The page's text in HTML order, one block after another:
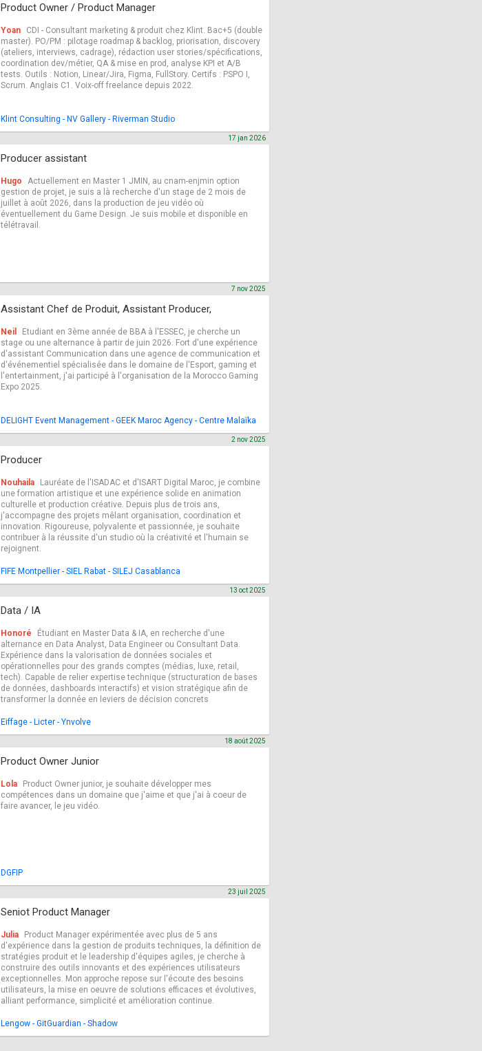
Product Owner / Product Manager
Yoan
CDI - Consultant marketing & produit chez Klint. Bac+5 (double
master). PO/PM : pilotage roadmap & backlog, priorisation, discovery
(ateliers, interviews, cadrage), rédaction user stories/spécifications,
coordination dev/métier, QA & mise en prod, analyse KPI et A/B
tests. Outils : Notion, Linear/Jira, Figma, FullStory. Certifs : PSPO I,
Scrum. Anglais C1. Voix-off freelance depuis 2022.
Klint Consulting - NV Gallery - Riverman Studio
Producer assistant
17 jan 2026
Hugo
Actuellement en Master 1 JMIN, au cnam-enjmin option
gestion de projet, je suis a là recherche d'un stage de 2 mois de
juillet à août 2026, dans la production de jeu vidéo où
éventuellement du Game Design. Je suis mobile et disponible en
télétravail.
Assistant Chef de Produit, Assistant Producer,
7 nov 2025
Neil
Etudiant en 3ème année de BBA à l'ESSEC, je cherche un
stage ou une alternance à partir de juin 2026. Fort d'une expérience
d'assistant Communication dans une agence de communication et
d'événementiel spécialisée dans le domaine de l'Esport, gaming et
l'entertainment, j'ai participé à l'organisation de la Morocco Gaming
Expo 2025.
DELIGHT Event Management - GEEK Maroc Agency - Centre Malaïka
Producer
2 nov 2025
Nouhaila
Lauréate de l'ISADAC et d'ISART Digital Maroc, je combine
une formation artistique et une expérience solide en animation
culturelle et production créative. Depuis plus de trois ans,
j'accompagne des projets mêlant organisation, coordination et
innovation. Rigoureuse, polyvalente et passionnée, je souhaite
contribuer à la réussite d'un studio où la créativité et l'humain se
rejoignent.
FIFE Montpellier - SIEL Rabat - SILEJ Casablanca
Data / IA
13 oct 2025
Honoré
Étudiant en Master Data & IA, en recherche d'une
alternance en Data Analyst, Data Engineer ou Consultant Data.
Expérience dans la valorisation de données sociales et
opérationnelles pour des grands comptes (médias, luxe, retail,
tech). Capable de relier expertise technique (structuration de bases
de données, dashboards interactifs) et vision stratégique afin de
transformer la donnée en leviers de décision concrets
Eiffage - Licter - Ynvolve
Product Owner Junior
18 août 2025
Lola
Product Owner junior, je souhaite développer mes
compétences dans un domaine que j'aime et que j'ai à coeur de
faire avancer, le jeu vidéo.
DGFIP
Seniot Product Manager
23 juil 2025
Julia
Product Manager expérimentée avec plus de 5 ans
d'expérience dans la gestion de produits techniques, la définition de
stratégies produit et le leadership d'équipes agiles, je cherche à
construire des outils innovants et des expériences utilisateurs
exceptionnelles. Mon approche repose sur l'écoute des besoins
utilisateurs, la mise en oeuvre de solutions efficaces et évolutives,
alliant performance, simplicité et amélioration continue.
Lengow - GitGuardian - Shadow